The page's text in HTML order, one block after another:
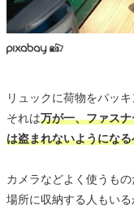
リュックに荷物をパッ
それは万が一、ファス
は盗まれないようにな
カメラなどよく使うも
場所に収納する人もい